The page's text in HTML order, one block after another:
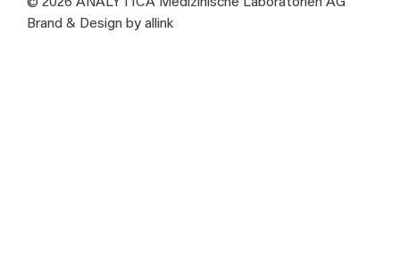
Brand & Design by allink